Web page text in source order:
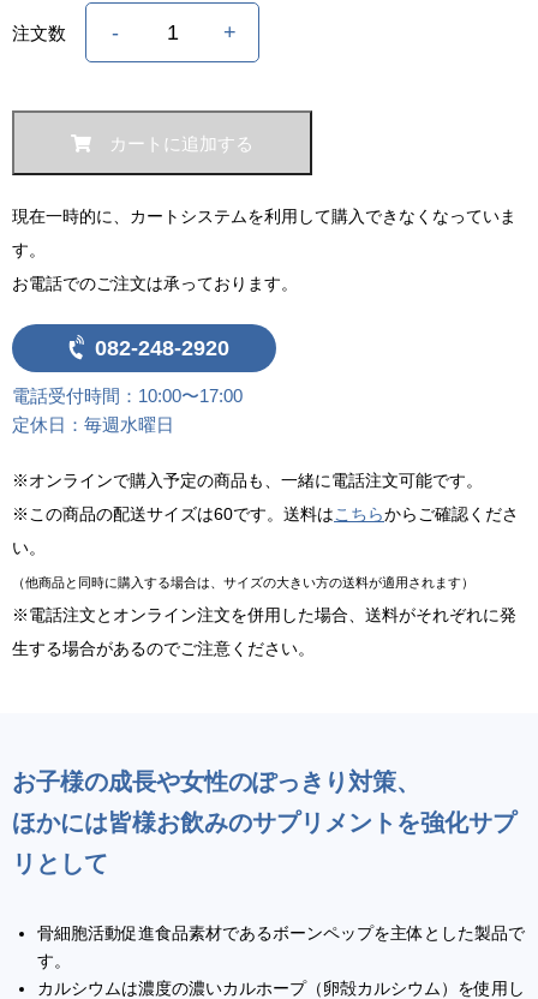
注文数
コ
サ
ボ
ン
ペ
プ
- +
カートに追加する
現在一時的に、カートシステムを利用して購入できなくなっていま
す。
お電話でのご注文は承っております。
082-248-2920
電話受付時間：10:00〜17:00
定休日：毎週水曜日
※オンラインで購入予定の商品も、一緒に電話注文可能です。
※この商品の配送サイズは60です。送料はこちらからご確認くださ
い。
（他商品と同時に購入する場合は、サイズの大きい方の送料が適用されます）
※電話注文とオンライン注文を併用した場合、送料がそれぞれに発
生する場合があるのでご注意ください。
お子様の成長や女性のぽっきり対策、
ほかには皆様お飲みのサプリメントを強化サプ
リとして
骨細胞活動促進食品素材であるボーンペップを主体とした製品で
す。
カルシウムは濃度の濃いカルホープ（卵殻カルシウム）を使用し